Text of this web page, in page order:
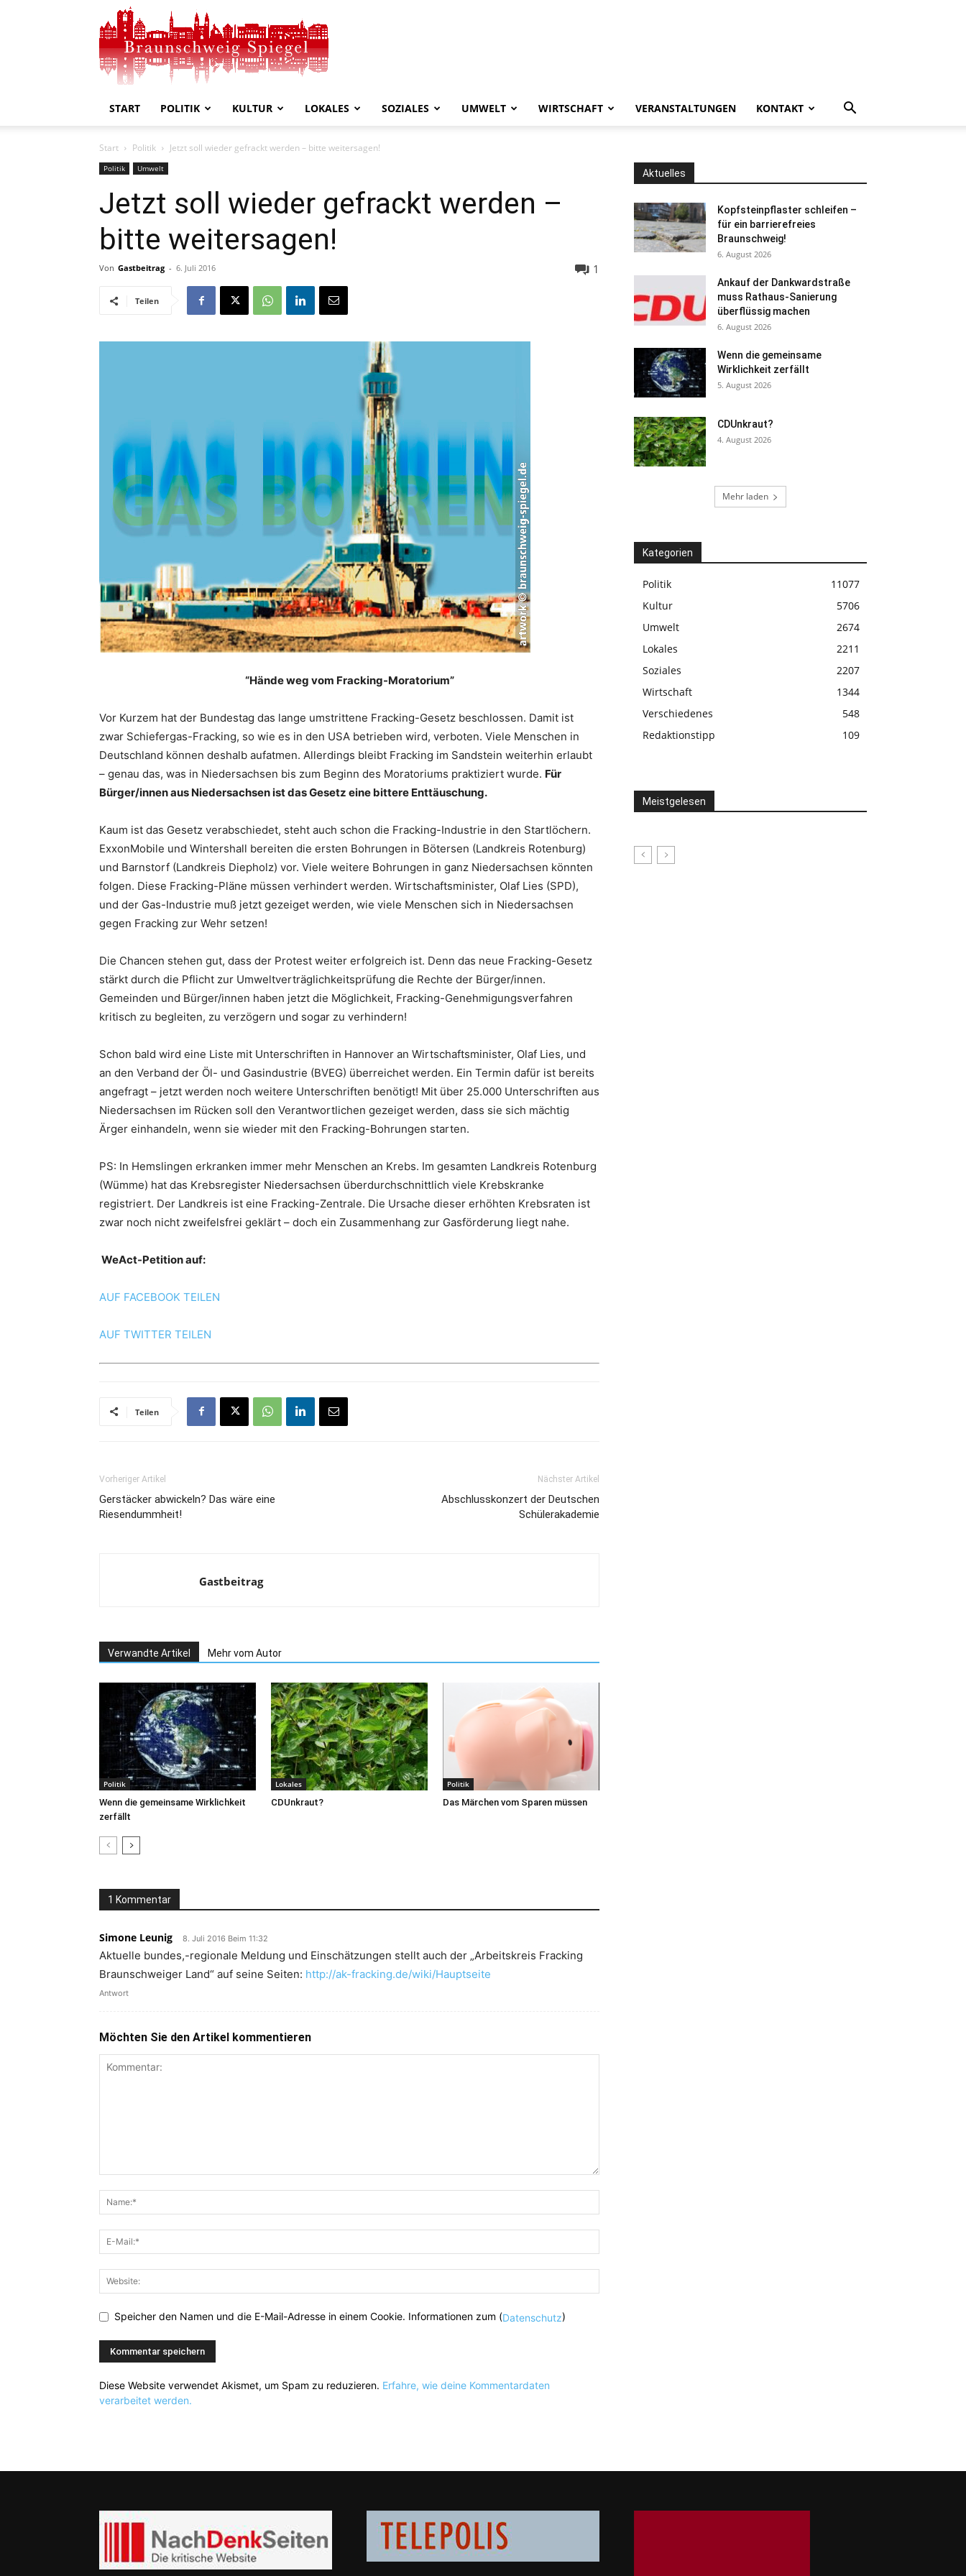
Spiegel
START POLITIK KULTUR LOKALES SOZIALES UMWELT WIRTSCHAFT VERANSTALTUNGEN KONTAKT
Start Politik Jetzt soll wieder gefrackt werden – bitte weitersagen!
Politik Umwelt
Jetzt soll wieder gefrackt werden –
bitte weitersagen!
Von Gastbeitrag - 6. Juli 2016 1
Teilen
“Hände weg vom Fracking-Moratorium”
Vor Kurzem hat der Bundestag das lange umstrittene Fracking-Gesetz beschlossen. Damit ist
zwar Schiefergas-Fracking, so wie es in den USA betrieben wird, verboten. Viele Menschen in
Deutschland können deshalb aufatmen. Allerdings bleibt Fracking im Sandstein weiterhin erlaubt
– genau das, was in Niedersachsen bis zum Beginn des Moratoriums praktiziert wurde. Für
Bürger/innen aus Niedersachsen ist das Gesetz eine bittere Enttäuschung.
Kaum ist das Gesetz verabschiedet, steht auch schon die Fracking-Industrie in den Startlöchern.
ExxonMobile und Wintershall bereiten die ersten Bohrungen in Bötersen (Landkreis Rotenburg)
und Barnstorf (Landkreis Diepholz) vor. Viele weitere Bohrungen in ganz Niedersachsen könnten
folgen. Diese Fracking-Pläne müssen verhindert werden. Wirtschaftsminister, Olaf Lies (SPD),
und der Gas-Industrie muß jetzt gezeiget werden, wie viele Menschen sich in Niedersachsen
gegen Fracking zur Wehr setzen!
Die Chancen stehen gut, dass der Protest weiter erfolgreich ist. Denn das neue Fracking-Gesetz
stärkt durch die Pflicht zur Umweltverträglichkeitsprüfung die Rechte der Bürger/innen.
Gemeinden und Bürger/innen haben jetzt die Möglichkeit, Fracking-Genehmigungsverfahren
kritisch zu begleiten, zu verzögern und sogar zu verhindern!
Schon bald wird eine Liste mit Unterschriften in Hannover an Wirtschaftsminister, Olaf Lies, und
an den Verband der Öl- und Gasindustrie (BVEG) überreichet werden. Ein Termin dafür ist bereits
angefragt – jetzt werden noch weitere Unterschriften benötigt! Mit über 25.000 Unterschriften aus
Niedersachsen im Rücken soll den Verantwortlichen gezeiget werden, dass sie sich mächtig
Ärger einhandeln, wenn sie wieder mit den Fracking-Bohrungen starten.
PS: In Hemslingen erkranken immer mehr Menschen an Krebs. Im gesamten Landkreis Rotenburg
(Wümme) hat das Krebsregister Niedersachsen überdurchschnittlich viele Krebskranke
registriert. Der Landkreis ist eine Fracking-Zentrale. Die Ursache dieser erhöhten Krebsraten ist
zwar noch nicht zweifelsfrei geklärt – doch ein Zusammenhang zur Gasförderung liegt nahe.
WeAct-Petition auf:
AUF FACEBOOK TEILEN
AUF TWITTER TEILEN
Teilen
Vorheriger Artikel
Gerstäcker abwickeln? Das wäre eine
Riesendummheit!
Nächster Artikel
Abschlusskonzert der Deutschen
Schülerakademie
Gastbeitrag
Verwandte Artikel Mehr vom Autor
Politik
Wenn die gemeinsame Wirklichkeit
zerfällt
Lokales
CDUnkraut?
Politik
Das Märchen vom Sparen müssen
1 Kommentar
Simone Leunig 8. Juli 2016 Beim 11:32
Aktuelle bundes,-regionale Meldung und Einschätzungen stellt auch der „Arbeitskreis Fracking
Braunschweiger Land“ auf seine Seiten: http://ak-fracking.de/wiki/Hauptseite
Antwort
Möchten Sie den Artikel kommentieren
Speicher den Namen und die E-Mail-Adresse in einem Cookie. Informationen zum (Datenschutz)
Diese Website verwendet Akismet, um Spam zu reduzieren. Erfahre, wie deine Kommentardaten
verarbeitet werden.
Aktuelles
Kopfsteinpflaster schleifen –
für ein barrierefreies
Braunschweig!
6. August 2026
Ankauf der Dankwardstraße
muss Rathaus-Sanierung
überflüssig machen
6. August 2026
Wenn die gemeinsame
Wirklichkeit zerfällt
5. August 2026
CDUnkraut?
4. August 2026
Mehr laden
Kategorien
Politik
11077
Kultur
5706
Umwelt
2674
Lokales
2211
Soziales
2207
Wirtschaft
1344
Verschiedenes
548
Redaktionstipp
109
Meistgelesen